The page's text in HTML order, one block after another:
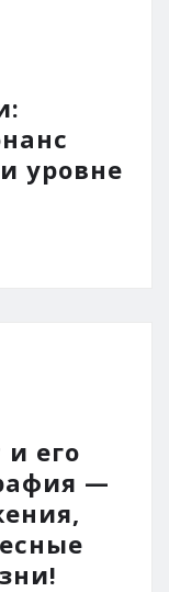
уровне
его
—